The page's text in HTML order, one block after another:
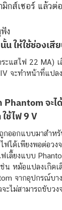
มิกส์เซอร์ แล้วต่
ง
น ให้ใช้ช่องเสี
ะแสไฟ 22 MA)
จะทำหน้าที่แปล
Phantom จะไ
ใช้ไฟ 9 V
กออกแบบมาสำห
ไฟได้เพียงพอต่อ
ฟเลี้ยงแบบ
หม้อแปลงเกิดเ
จากอุปกรณ์บา
ะไม่สามารถขับวง